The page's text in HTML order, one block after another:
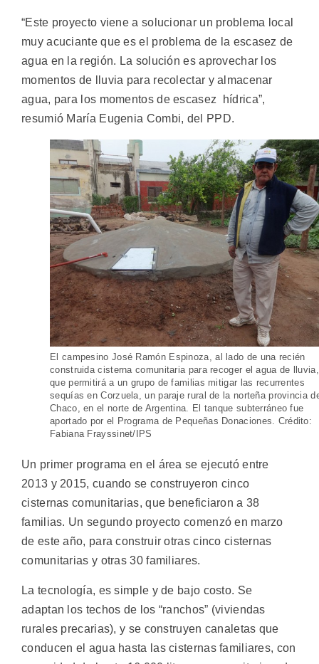
“Este proyecto viene a solucionar un problema local
muy acuciante que es el problema de la escasez de
agua en la región. La solución es aprovechar los
momentos de lluvia para recolectar y almacenar
agua, para los momentos de escasez hídrica”,
resumió María Eugenia Combi, del PPD.
El campesino José Ramón Espinoza, al lado de una recién
construida cisterna comunitaria para recoger el agua de lluvia,
que permitirá a un grupo de familias mitigar las recurrentes
sequías en Corzuela, un paraje rural de la norteña provincia
Chaco, en el norte de Argentina. El tanque subterráneo fue
aportado por el Programa de Pequeñas Donaciones. Crédito:
Fabiana Frayssinet/IPS
Un primer programa en el área se ejecutó entre
2013 y 2015, cuando se construyeron cinco
cisternas comunitarias, que beneficiaron a 38
familias. Un segundo proyecto comenzó en marzo
de este año, para construir otras cinco cisternas
comunitarias y otras 30 familiares.
La tecnología, es simple y de bajo costo. Se
adaptan los techos de los “ranchos” (viviendas
rurales precarias), y se construyen canaletas que
conducen el agua hasta las cisternas familiares, con